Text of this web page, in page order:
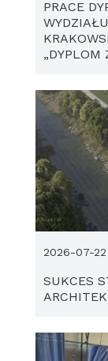
PRACE
„DYPLOM
SUKCES
2026-07-22